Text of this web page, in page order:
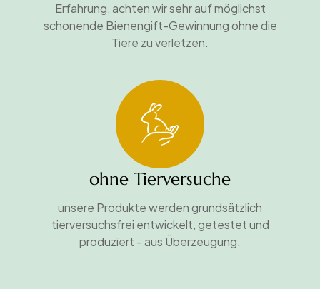
Erfahrung, achten wir sehr auf möglichst
schonende Bienengift-Gewinnung ohne die
Tiere zu verletzen.
ohne Tierversuche
unsere Produkte werden grundsätzlich
tierversuchsfrei entwickelt, getestet und
produziert - aus Überzeugung.